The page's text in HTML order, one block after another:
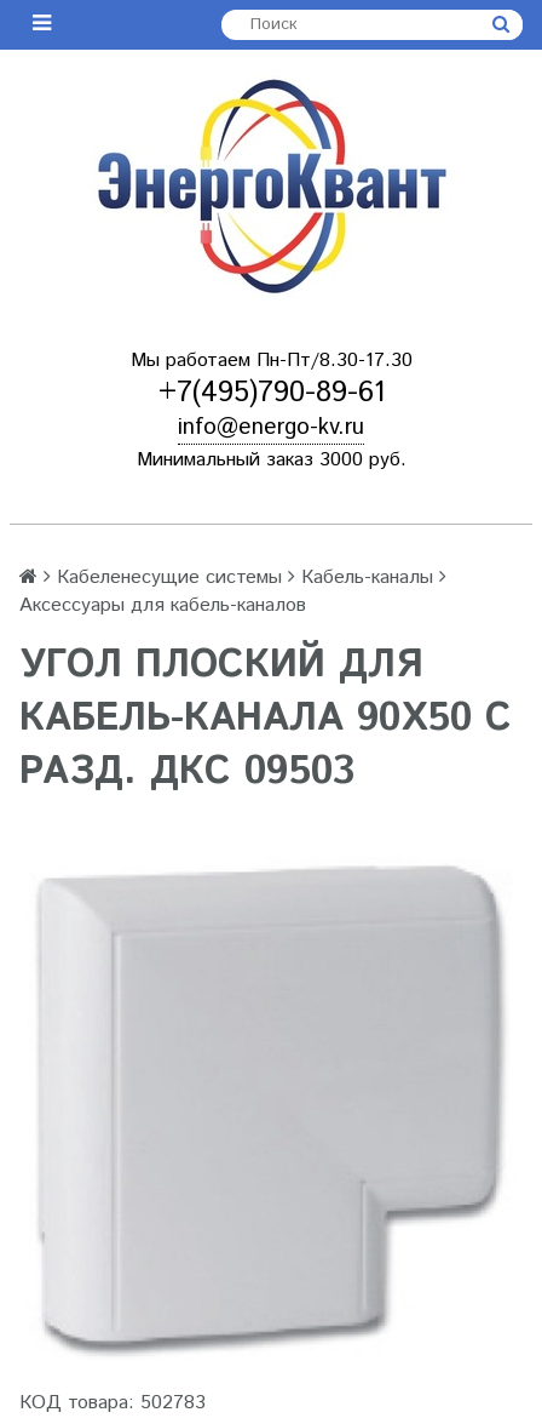
Мы работаем Пн-Пт/8.30-17.30
+7(495)790-89-61
info@energo-kv.ru
Минимальный заказ 3000 руб.
Кабеленесущие системы
Кабель-каналы
Аксессуары для кабель-каналов
УГОЛ ПЛОСКИЙ ДЛЯ
КАБЕЛЬ-КАНАЛА 90Х50 С
РАЗД. ДКС 09503
КОД товара: 502783